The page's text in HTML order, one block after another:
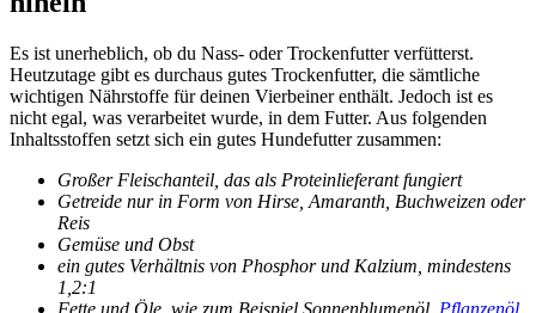
Es ist unerheblich, ob du Nass- oder Trockenfutter verfütterst.
Heutzutage gibt es durchaus gutes Trockenfutter, die sämtliche
wichtigen Nährstoffe für deinen Vierbeiner enthält. Jedoch ist es
nicht egal, was verarbeitet wurde, in dem Futter. Aus folgenden
Inhaltsstoffen setzt sich ein gutes Hundefutter zusammen:
Großer Fleischanteil, das als Proteinlieferant fungiert
Getreide nur in Form von Hirse, Amaranth, Buchweizen oder
Reis
Gemüse und Obst
ein gutes Verhältnis von Phosphor und Kalzium, mindestens
1,2:1
Fette und Öle, wie zum Beispiel Sonnenblumenöl, Pflanzenöl